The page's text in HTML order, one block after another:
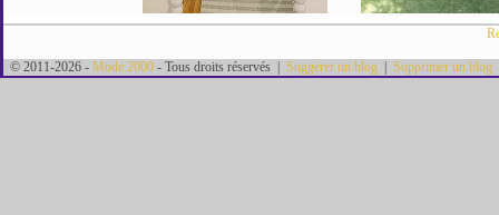
© 2011-2026 - Mode 2000 - Tous droits réservés | Suggérer un blog Supprimer un blog